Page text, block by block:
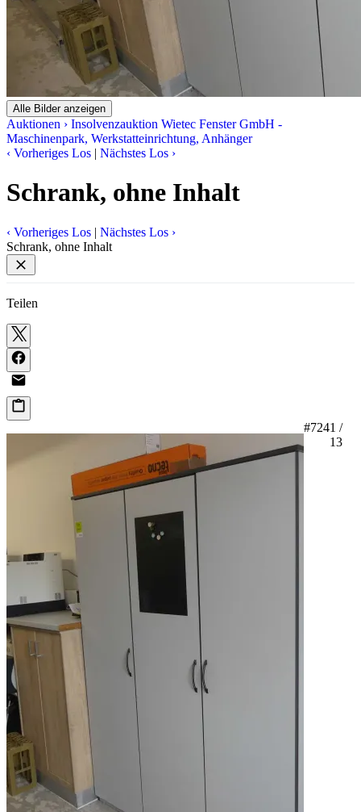
Alle Bilder anzeigen
Auktionen › Insolvenzauktion Wietec Fenster GmbH -
Maschinenpark, Werkstatteinrichtung, Anhänger
‹ Vorheriges Los | Nächstes Los ›
Schrank, ohne Inhalt
‹ Vorheriges Los | Nächstes Los ›
Schrank, ohne Inhalt
Teilen
#7241 /
13